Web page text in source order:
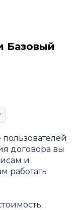
Базовый
договора вы
и
работать